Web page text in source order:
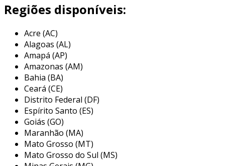
entender as características da superfície
essencial para garantir a máxima eficiência e
proteção em suas operações industriais.
uma análise detalhada revela que um
acabamento liso minimiza a deposição de
contaminantes, garantindo não só melhor
estética, mas também prolongando a
durabilidade dos revestimentos aplicados.
ao investir em superfícies adequadamente
preparadas, suas instalações não apenas
economizam tempo, mas também reduzem
custos de manutenção, aumentando a vida
Regiões disponíveis:
Acre (AC)
Alagoas (AL)
Amapá (AP)
Amazonas (AM)
Bahia (BA)
Ceará (CE)
Distrito Federal (DF)
Espírito Santo (ES)
Goiás (GO)
Maranhão (MA)
Mato Grosso (MT)
Mato Grosso do Sul (MS)